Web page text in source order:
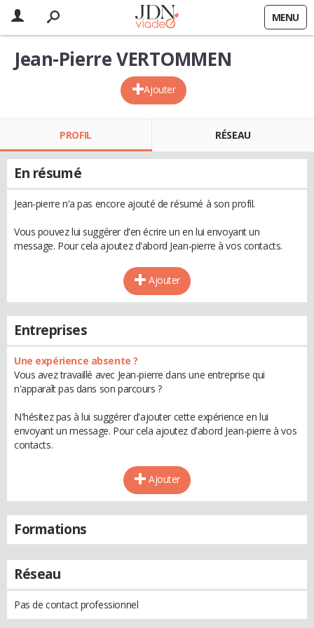
MENU
Ajouter
Jean-Pierre VERTOMMEN
PROFIL RÉSEAU
En résumé
Jean-pierre n'a pas encore ajouté de résumé à son profil.
Vous pouvez lui suggérer d'en écrire un en lui envoyant un
message. Pour cela ajoutez d'abord Jean-pierre à vos contacts.
Ajouter
Entreprises
Une expérience absente ?
Vous avez travaillé avec Jean-pierre dans une entreprise qui
n'apparaît pas dans son parcours ?
N'hésitez pas à lui suggérer d'ajouter cette expérience en lui
envoyant un message. Pour cela ajoutez d'abord Jean-pierre à vos
contacts.
Ajouter
Formations
Réseau
Pas de contact professionnel